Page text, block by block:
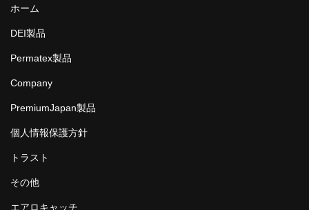
ホーム
DEI製品
Permatex製品
Company
PremiumJapan製品
個人情報保護方針
トラスト
その他
エアロキャッチ